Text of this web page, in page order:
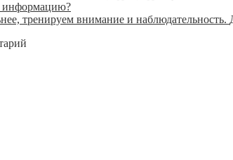
информацию?